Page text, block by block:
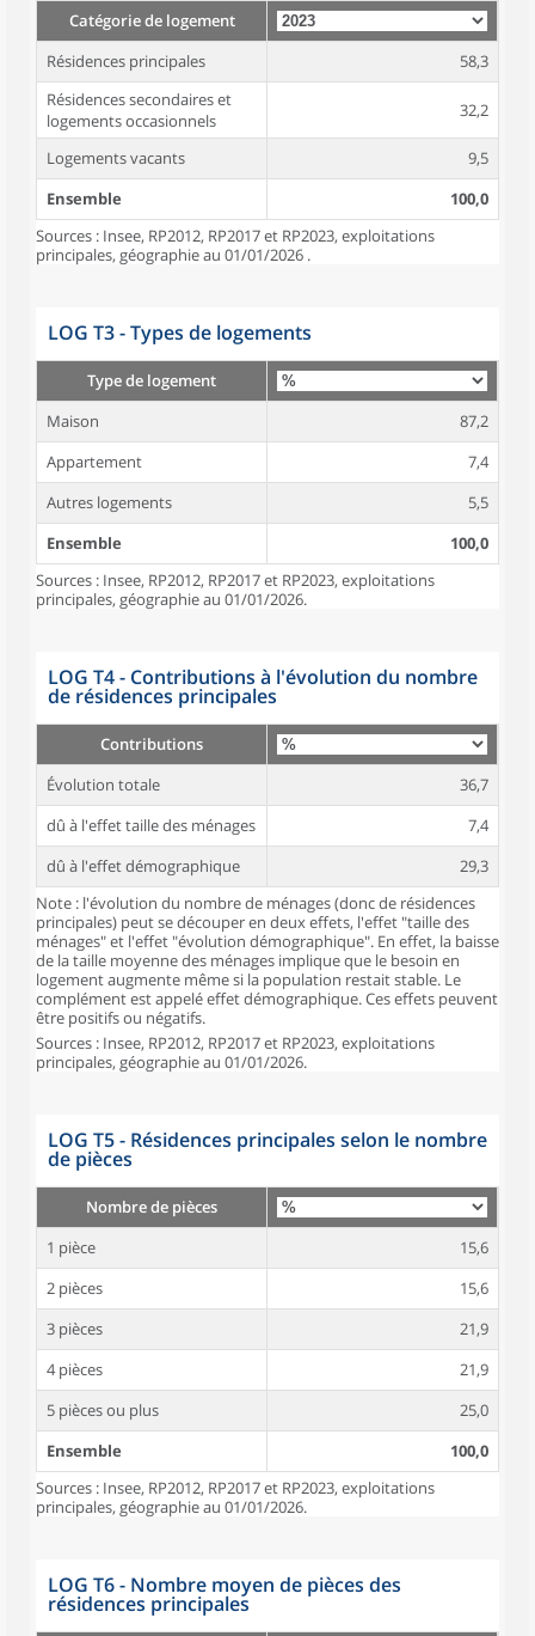
Catégorie de logement
Résidences principales
58,3
Résidences secondaires et
logements occasionnels
32,2
Logements vacants
9,5
Ensemble
100,0
Sources : Insee, RP2012, RP2017 et RP2023, exploitations
principales, géographie au 01/01/2026 .
LOG T3 - Types de logements
Type de logement
Maison
87,2
Appartement
7,4
Autres logements
5,5
Ensemble
100,0
Sources : Insee, RP2012, RP2017 et RP2023, exploitations
principales, géographie au 01/01/2026.
LOG T4 - Contributions à l'évolution du nombre
de résidences principales
Contributions
Évolution totale
36,7
dû à l'effet taille des ménages
7,4
dû à l'effet démographique
29,3
Note : l'évolution du nombre de ménages (donc de résidences
principales) peut se découper en deux effets, l'effet "taille des
ménages" et l'effet "évolution démographique". En effet, la baisse
de la taille moyenne des ménages implique que le besoin en
logement augmente même si la population restait stable. Le
complément est appelé effet démographique. Ces effets peuvent
être positifs ou négatifs.
Sources : Insee, RP2012, RP2017 et RP2023, exploitations
principales, géographie au 01/01/2026.
LOG T5 - Résidences principales selon le nombre
de pièces
Nombre de pièces
1 pièce
15,6
2 pièces
15,6
3 pièces
21,9
4 pièces
21,9
5 pièces ou plus
25,0
Ensemble
100,0
Sources : Insee, RP2012, RP2017 et RP2023, exploitations
principales, géographie au 01/01/2026.
LOG T6 - Nombre moyen de pièces des
résidences principales